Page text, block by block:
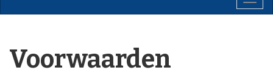
Voorwaarden